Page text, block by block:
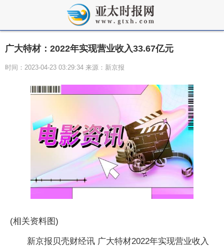
广大特材：2022年实现营业收入33.67亿元
时间：2023-04-23 03:29:34 来源：新京报
(相关资料图)
新京报贝壳财经讯 广大特材2022年实现营业收入